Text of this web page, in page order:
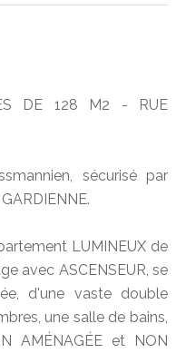
DE 128 M2 - RUE
sécurisé par
LUMINEUX de
avec ASCENSEUR, se
d'une vaste double
une salle de bains,
AMÉNAGÉE et NON